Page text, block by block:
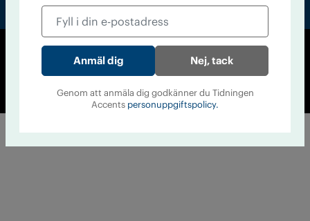
© Tidningen Accent 2026
Cookiepolicy
Personuppgiftspolicy
Nej, tack
Genom att anmäla dig godkänner du Tidningen
Accents personuppgiftspolicy.